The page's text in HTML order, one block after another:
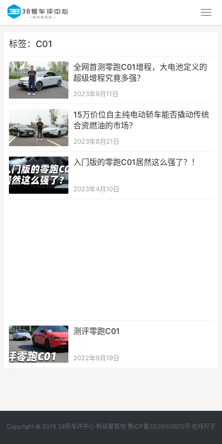
标签：C01
全网首测零跑C01增程，大电池定义的
超级增程究竟多强？
2023年9月11日
15万价位自主纯电动轿车能否撬动传统
合资燃油的市场？
2023年8月21日
入门版的零跑C01居然这么强了？！
2023年4月10日
测评零跑C01
2022年9月19日
Copyright © 2019 38号车评中心 粉丝聚集地 豫ICP备2025109925号 在线尺子